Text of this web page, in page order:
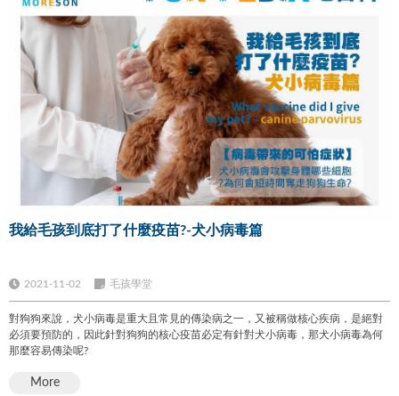
我給毛孩到底打了什麼疫苗?-犬小病毒篇
2021-11-02 毛孩學堂
對狗狗來說，犬小病毒是重大且常見的傳染病之一，又被稱做核心疾病，是絕對
必須要預防的，因此針對狗狗的核心疫苗必定有針對犬小病毒，那犬小病毒為何
那麼容易傳染呢?
More